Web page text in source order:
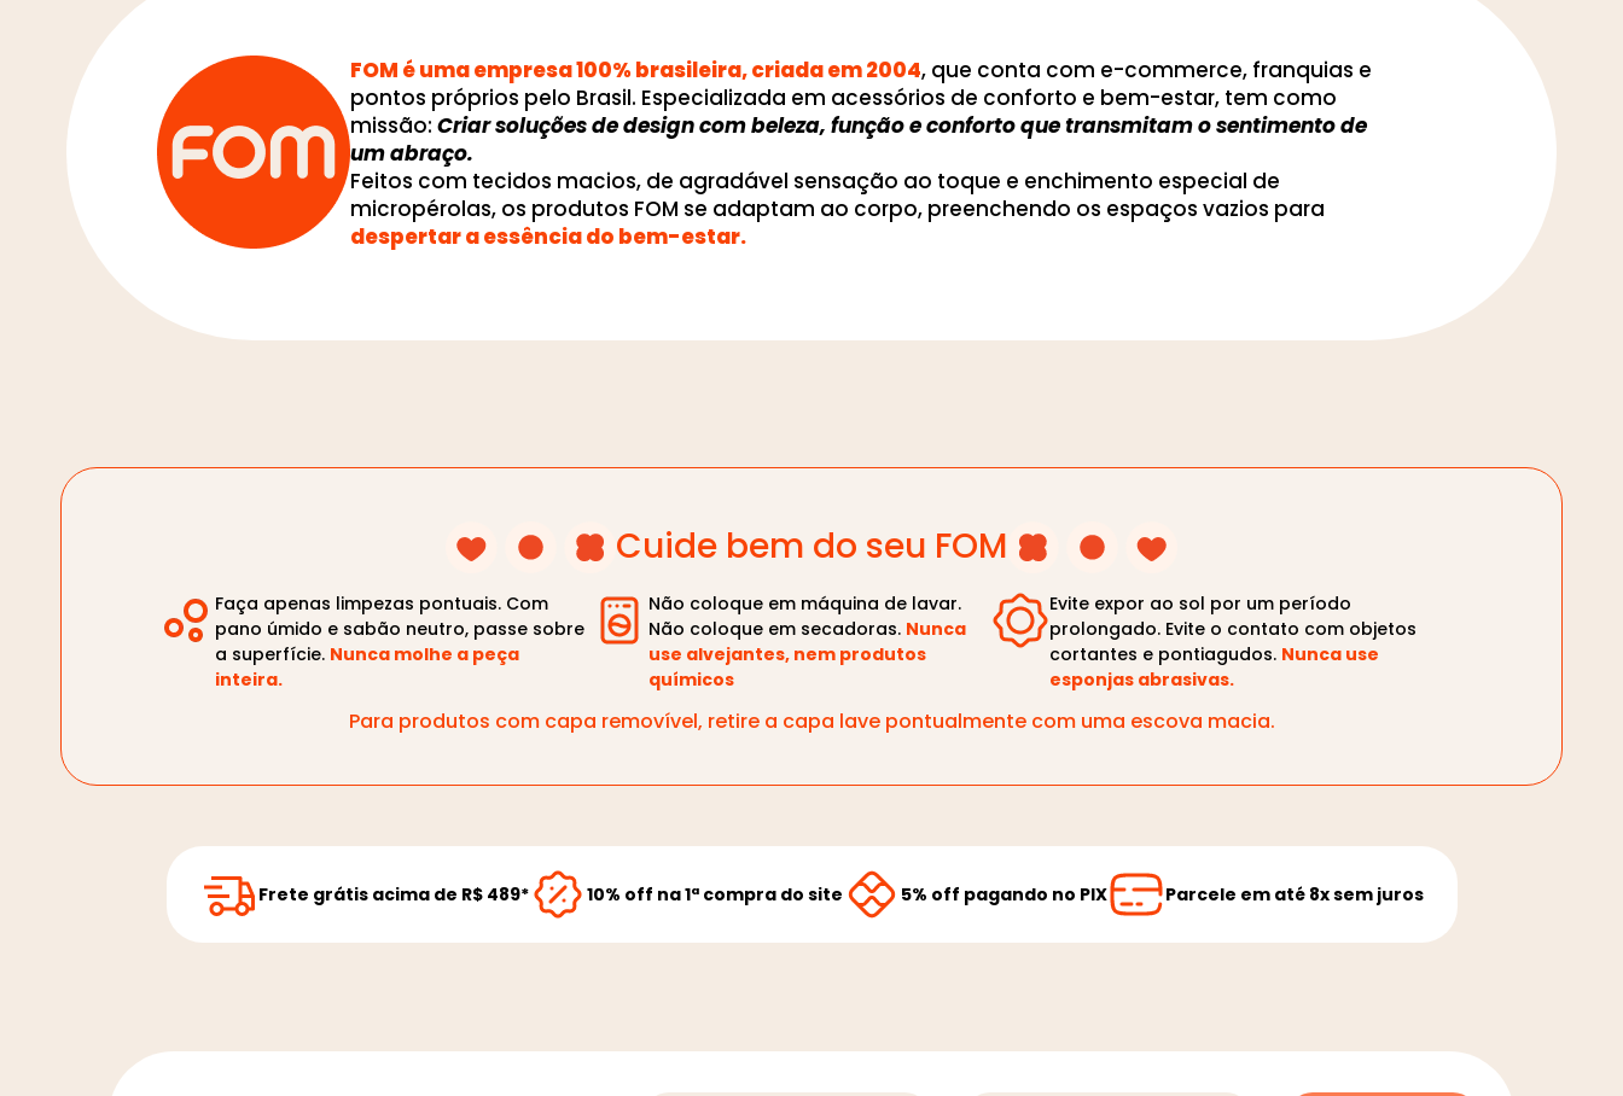
FOM é uma empresa 100% brasileira, criada em 2004, que conta com e-commerce, franquias e
pontos próprios pelo Brasil. Especializada em acessórios de conforto e bem-estar, tem como
missão: Criar soluções de design com beleza, função e conforto que transmitam o sentimento de
um abraço.
Feitos com tecidos macios, de agradável sensação ao toque e enchimento especial de
micropérolas, os produtos FOM se adaptam ao corpo, preenchendo os espaços vazios para
despertar a essência do bem-estar.
Cuide bem do seu FOM
Faça apenas limpezas pontuais. Com
pano úmido e sabão neutro, passe sobre
a superfície. Nunca molhe a peça
inteira.
Não coloque em máquina de lavar.
Não coloque em secadoras. Nunca
use alvejantes, nem produtos
químicos
Evite expor ao sol por um período
prolongado. Evite o contato com objetos
cortantes e pontiagudos. Nunca use
esponjas abrasivas.
Para produtos com capa removível, retire a capa lave pontualmente com uma escova macia.
Frete grátis acima de R$ 489* 10% off na 1ª compra do site 5% off pagando no PIX Parcele em até 8x sem juros